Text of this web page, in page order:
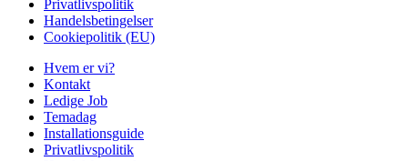
Privatlivspolitik
Handelsbetingelser
Cookiepolitik (EU)
Hvem er vi?
Kontakt
Ledige Job
Temadag
Installationsguide
Privatlivspolitik